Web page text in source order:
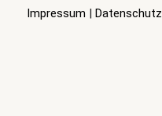
Impressum | Datenschutz